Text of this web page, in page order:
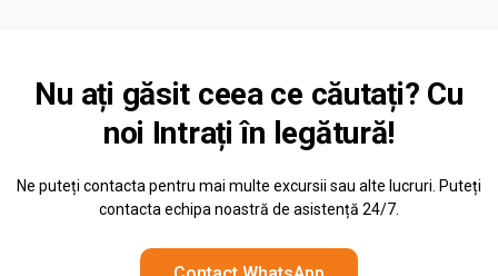
Nu ați găsit ceea ce căutați? Cu
noi Intrați în legătură!
Ne puteți contacta pentru mai multe excursii sau alte lucruri. Puteți
contacta echipa noastră de asistență 24/7.